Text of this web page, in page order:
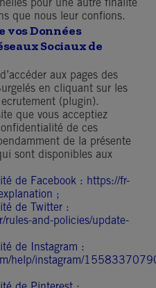
pour une autre finalité
que nous leur confions.
vos Données
Sociaux de
aux pages des
en cliquant sur les
(plugin).
que vous acceptiez
de ces
de la présente
sont disponibles aux
de Facebook : https://fr-
;
de Twitter :
rules-and-policies/update-
de Instagram :
help/instagram/